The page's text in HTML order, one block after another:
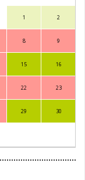
1 2
8 9
15 16
22 23
29 30